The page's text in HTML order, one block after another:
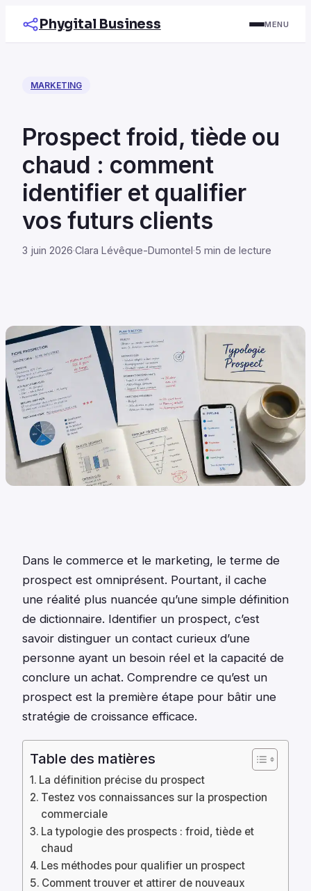
Phygital Business MENU
MARKETING
Prospect froid, tiède ou
chaud : comment
identifier et qualifier
vos futurs clients
3 juin 2026·Clara Lévêque-Dumontel·5 min de lecture
Dans le commerce et le marketing, le terme de
prospect est omniprésent. Pourtant, il cache
une réalité plus nuancée qu’une simple définition
de dictionnaire. Identifier un prospect, c’est
savoir distinguer un contact curieux d’une
personne ayant un besoin réel et la capacité de
conclure un achat. Comprendre ce qu’est un
prospect est la première étape pour bâtir une
stratégie de croissance efficace.
Table des matières
La définition précise du prospect
Testez vos connaissances sur la prospection
commerciale
La typologie des prospects : froid, tiède et
chaud
Les méthodes pour qualifier un prospect
Comment trouver et attirer de nouveaux